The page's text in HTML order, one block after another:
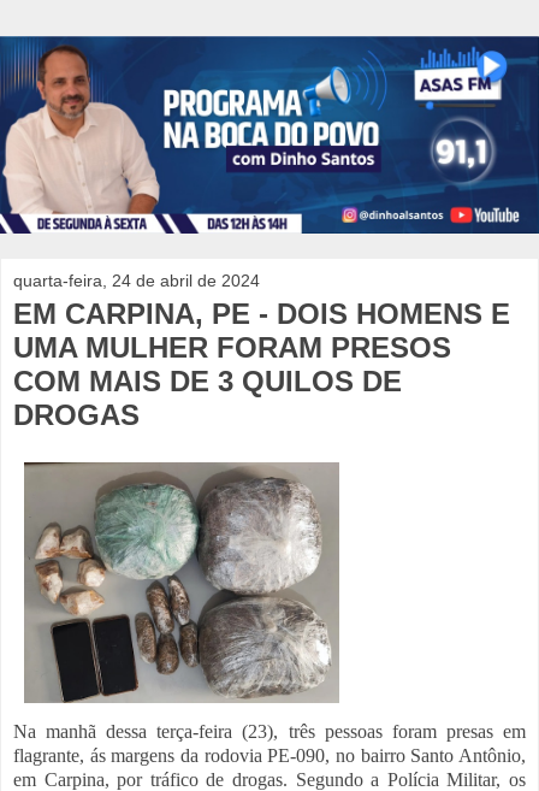
quarta-feira, 24 de abril de 2024
EM CARPINA, PE - DOIS HOMENS E
UMA MULHER FORAM PRESOS
COM MAIS DE 3 QUILOS DE
DROGAS
Na manhã dessa terça-feira (23), três pessoas foram presas em
flagrante, ás margens da rodovia PE-090, no bairro Santo Antônio,
em Carpina, por tráfico de drogas. Segundo a Polícia Militar, os